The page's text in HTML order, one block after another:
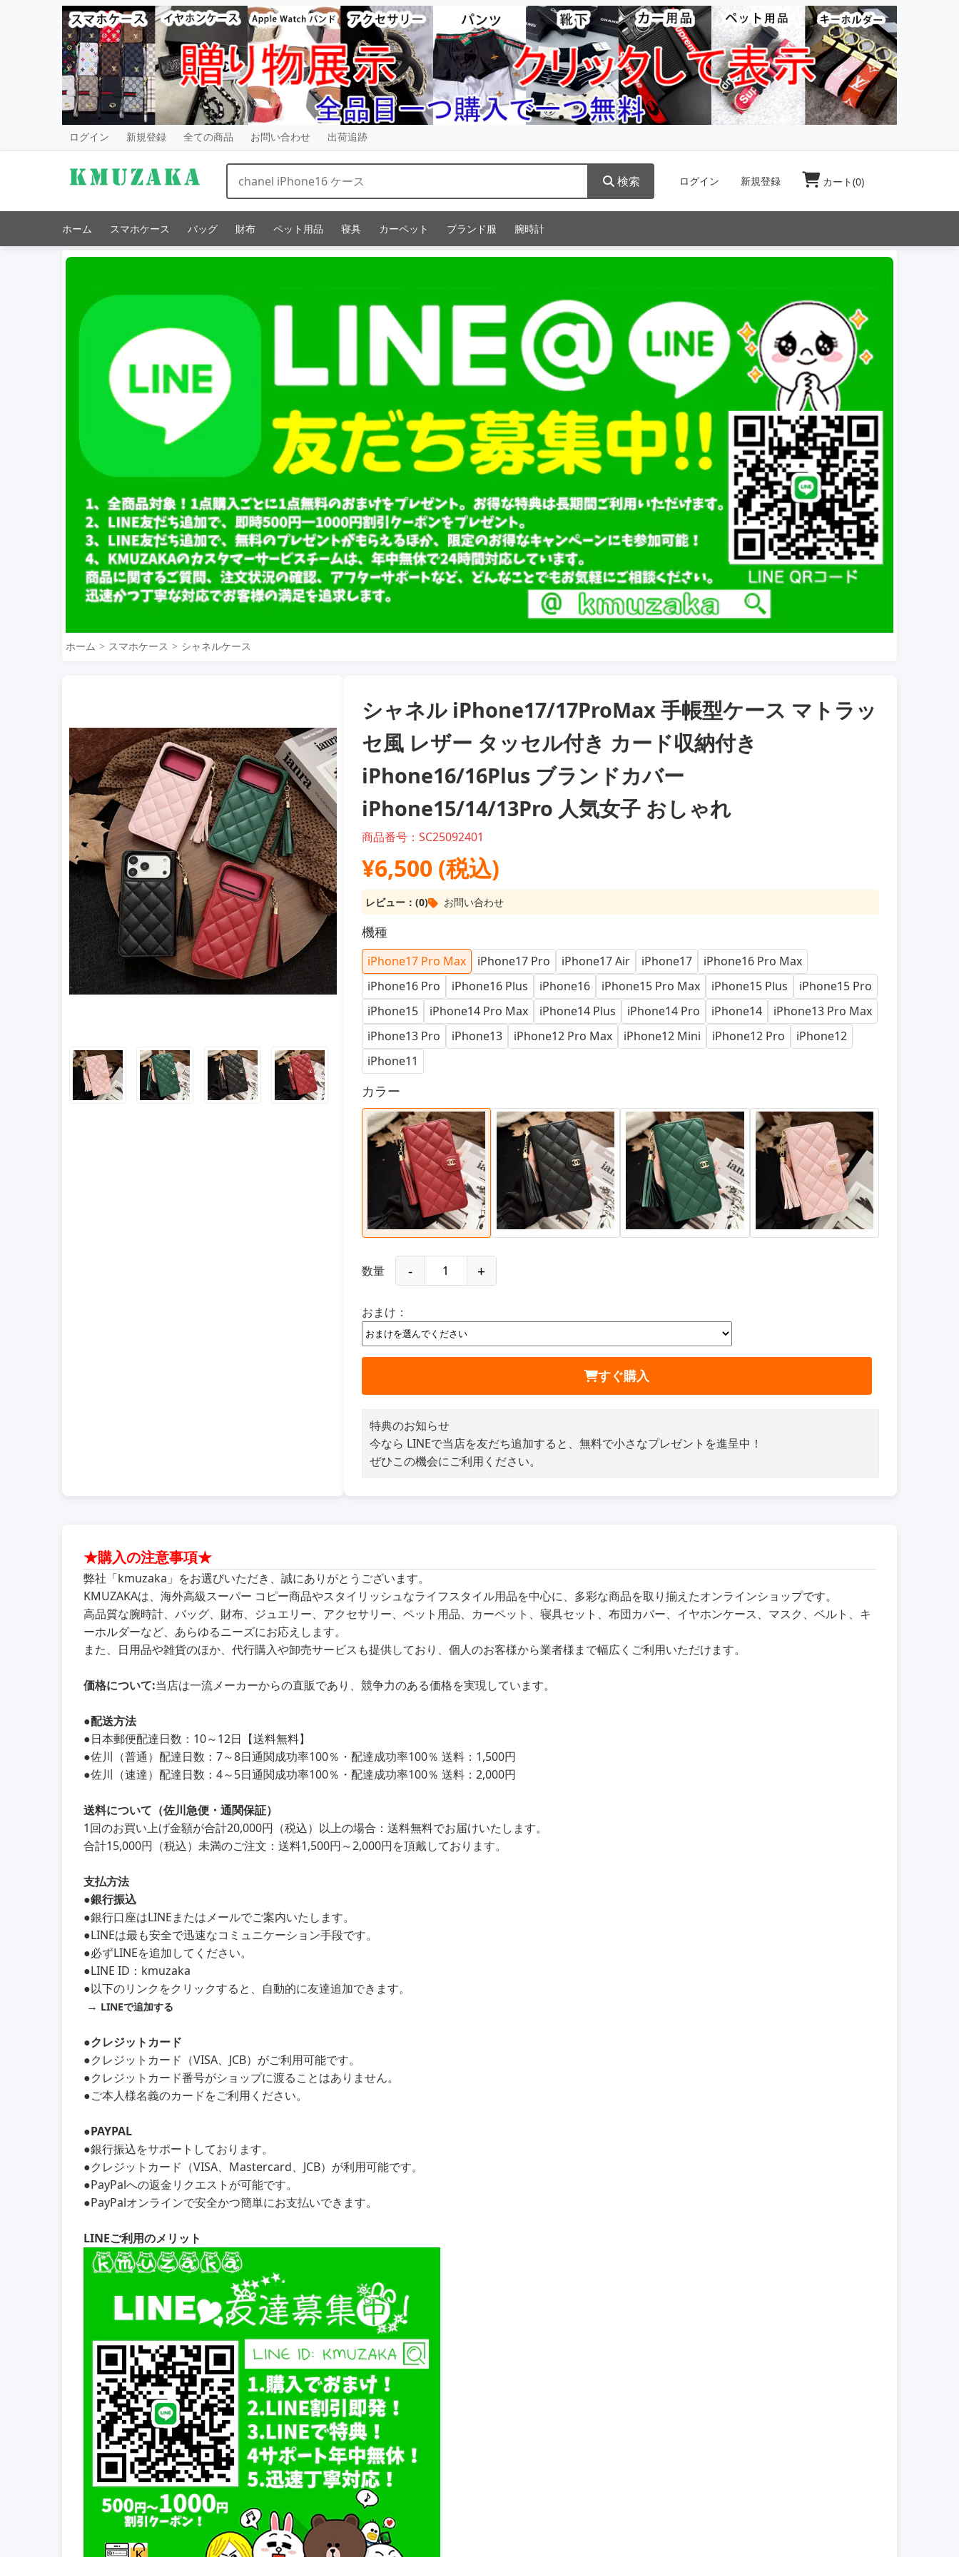
ログイン 新規登録 全ての商品 お問い合わせ 出荷追跡
検索 ログイン 新規登録 カート(0)
ホーム スマホケース バッグ 財布 ペット用品 寝具 カーペット ブランド服 腕時計
ホーム スマホケース シャネルケース
シャネル iPhone17/17ProMax 手帳型ケース マトラッ
セ風 レザー タッセル付き カード収納付き
iPhone16/16Plus ブランドカバー
iPhone15/14/13Pro 人気女子 おしゃれ
商品番号：SC25092401
¥6,500 (税込)
レビュー：(0) お問い合わせ
機種
iPhone17 Pro Max iPhone17 Pro iPhone17 Air iPhone17
iPhone16 Pro Max
iPhone16 Pro
iPhone16 Plus iPhone16 iPhone15 Pro Max iPhone15 Plus
iPhone15 Pro
iPhone15
iPhone14 Pro Max iPhone14 Plus iPhone14 Pro iPhone14
iPhone13 Pro Max
iPhone13 Pro
iPhone13 iPhone12 Pro Max iPhone12 Mini iPhone12 Pro
iPhone12
iPhone11
カラー
数量 - +
おまけ：
すぐ購入
特典のお知らせ
今なら LINEで当店を友だち追加すると、無料で小さなプレゼントを進呈中！
ぜひこの機会にご利用ください。
★購入の注意事項★
弊社「kmuzaka」をお選びいただき、誠にありがとうございます。
KMUZAKAは、海外高級スーパー コピー商品やスタイリッシュなライフスタイル用品を中心に、多彩な商品を取り揃えたオンラインショップです。
高品質な腕時計、バッグ、財布、ジュエリー、アクセサリー、ペット用品、カーペット、寝具セット、布団カバー、イヤホンケース、マスク、ベルト、キ
ーホルダーなど、あらゆるニーズにお応えします。
また、日用品や雑貨のほか、代行購入や卸売サービスも提供しており、個人のお客様から業者様まで幅広くご利用いただけます。
価格について:当店は一流メーカーからの直販であり、競争力のある価格を実現しています。
●配送方法
●日本郵便配達日数：10～12日【送料無料】
●佐川（普通）配達日数：7～8日通関成功率100％・配達成功率100％ 送料：1,500円
●佐川（速達）配達日数：4～5日通関成功率100％・配達成功率100％ 送料：2,000円
送料について（佐川急便・通関保証）
1回のお買い上げ金額が合計20,000円（税込）以上の場合：送料無料でお届けいたします。
合計15,000円（税込）未満のご注文：送料1,500円～2,000円を頂戴しております。
支払方法
●銀行振込
●銀行口座はLINEまたはメールでご案内いたします。
●LINEは最も安全で迅速なコミュニケーション手段です。
●必ずLINEを追加してください。
●LINE ID：kmuzaka
●以下のリンクをクリックすると、自動的に友達追加できます。
→ LINEで追加する
●クレジットカード
●クレジットカード（VISA、JCB）がご利用可能です。
●クレジットカード番号がショップに渡ることはありません。
●ご本人様名義のカードをご利用ください。
●PAYPAL
●銀行振込をサポートしております。
●クレジットカード（VISA、Mastercard、JCB）が利用可能です。
●PayPalへの返金リクエストが可能です。
●PayPalオンラインで安全かつ簡単にお支払いできます。
LINEご利用のメリット